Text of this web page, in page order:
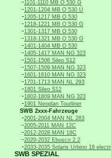
-1101-1110 MB O 530 G
-1201-1204 MB O 530 Ü
-1205-1217 MB O 530
-1218-1221 MB O 530 G
-1301-1317 MB O 530
-1318-1321 MB O 530 G
-1401-1404 MB O 530
-1405-1417 MAN NG 323
-1501-1506 Sileo S12
-1507-1509 MAN NG 323
-1601-1610 MAN NG 323
-1701-1713 MAN NL 293
-1801 Sileo S12
-1802-1809 MAN NG 323
-1901 Neoplan Tourliner
SWB 2xxx-Fahrzeuge
-2001-2004 MAN NL 283
-2005-2011 MAN 12C
-2012-2028 MAN 18C
-2029-2032 Ebusco 2.2
-2033-2035 Solaris Urbino 18
SWB SPEZIAL